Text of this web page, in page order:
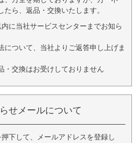
たら、返品・交換いたします。
に当社サービスセンターまでお知ら
について、当社よりご返答申し上げま
・交換はお受けしておりません
せメールについて
下して、メールアドレスを登録し